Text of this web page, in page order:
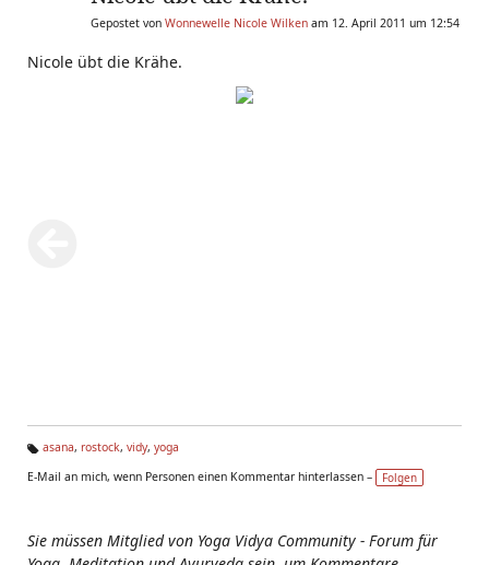
Gepostet von Wonnewelle Nicole Wilken am 12. April 2011 um 12:54
Nicole übt die Krähe.
g
asana, rostock, vidy, yoga
E-Mail an mich, wenn Personen einen Kommentar hinterlassen –
Folgen
Sie müssen Mitglied von Yoga Vidya Community - Forum für